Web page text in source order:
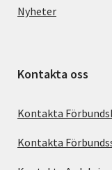
Nyheter
Kontakta oss
Kontakta
Kontakta